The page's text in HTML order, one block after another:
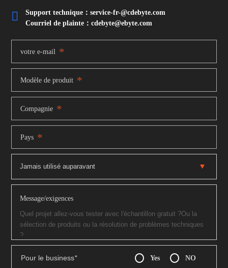

Support technique：service-fr-@cdebyte.com
Courriel de plainte：cdebyte@ebyte.com
votre e-mail *
Modèle de produit *
Compagnie *
Pays *
Message/exigences
Pour le business* Yes NO